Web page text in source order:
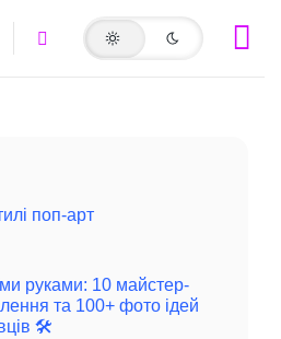
поп-арт
руками: 10 майстер-
та 100+ фото ідей
🛠️